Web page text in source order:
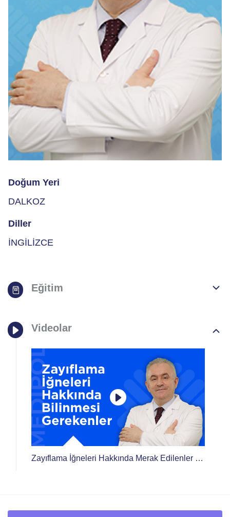
Doğum Yeri
DALKOZ
Diller
İNGİLİZCE
Eğitim
Videolar
Zayıflama İğneleri Hakkında Merak Edilenler |